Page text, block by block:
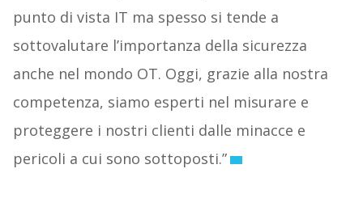
punto di vista IT ma spesso si tende a
sottovalutare l’importanza della sicurezza
anche nel mondo OT. Oggi, grazie alla nostra
competenza, siamo esperti nel misurare e
proteggere i nostri clienti dalle minacce e
pericoli a cui sono sottoposti.”